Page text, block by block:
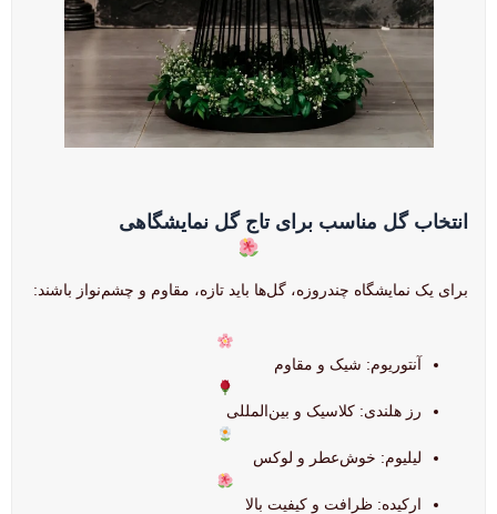
انتخاب گل مناسب برای تاج گل نمایشگاهی
برای یک نمایشگاه چندروزه، گل‌ها باید تازه، مقاوم و چشم‌نواز باشند:
آنتوریوم: شیک و مقاوم
رز هلندی: کلاسیک و بین‌المللی
لیلیوم: خوش‌عطر و لوکس
ارکیده: ظرافت و کیفیت بالا